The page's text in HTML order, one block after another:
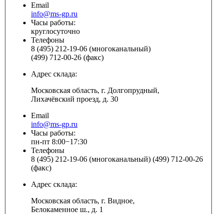
Email
info@ms-gp.ru
Часы работы:
круглосуточно
Телефоны
8 (495) 212-19-06 (многоканальный)
(499) 712-00-26 (факс)
Адрес склада:
Московская область, г. Долгопрудный,
Лихачёвский проезд, д. 30
Email
info@ms-gp.ru
Часы работы:
пн-пт 8:00−17:30
Телефоны
8 (495) 212-19-06 (многоканальный) (499) 712-00-26
(факс)
Адрес склада:
Московская область, г. Видное,
Белокаменное ш., д. 1